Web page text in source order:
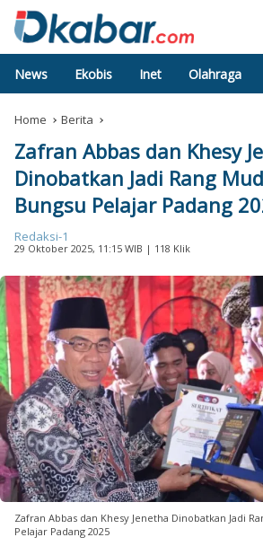
News Ekobis Inet Olahraga
Home Berita
Zafran Abbas dan Khesy
Dinobatkan Jadi Rang
Bungsu Pelajar Padang
Redaksi-1
29 Oktober 2025, 11:15 WIB | 118 Klik
Zafran Abbas dan Khesy Jenetha Dinobatkan Jadi
Pelajar Padang 2025